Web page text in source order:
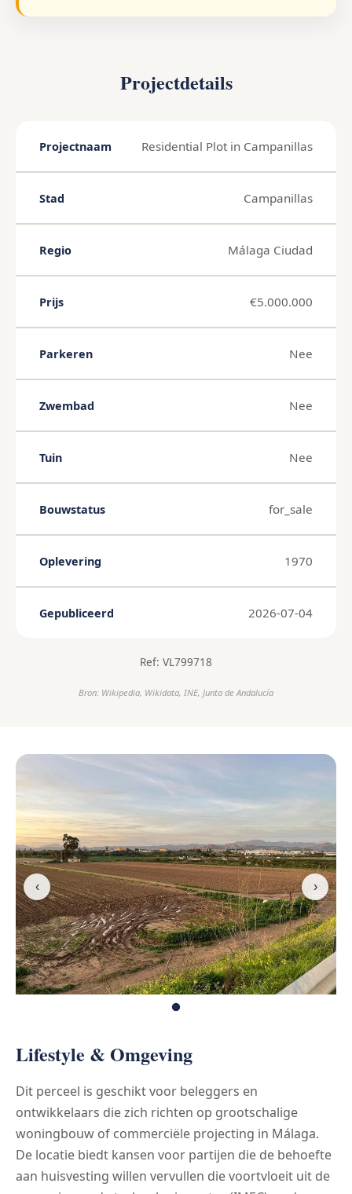
Projectdetails
Projectnaam Residential Plot in Campanillas
Stad Campanillas
Regio Málaga Ciudad
Prijs €5.000.000
Parkeren Nee
Zwembad Nee
Tuin Nee
Bouwstatus for_sale
Oplevering 1970
Gepubliceerd 2026-07-04
Ref: VL799718
Bron: Wikipedia, Wikidata, INE, Junta de Andalucía
Lifestyle & Omgeving
Dit perceel is geschikt voor beleggers en
ontwikkelaars die zich richten op grootschalige
woningbouw of commerciële projecting in Málaga.
De locatie biedt kansen voor partijen die de behoefte
aan huisvesting willen vervullen die voortvloeit uit de
‹ ›